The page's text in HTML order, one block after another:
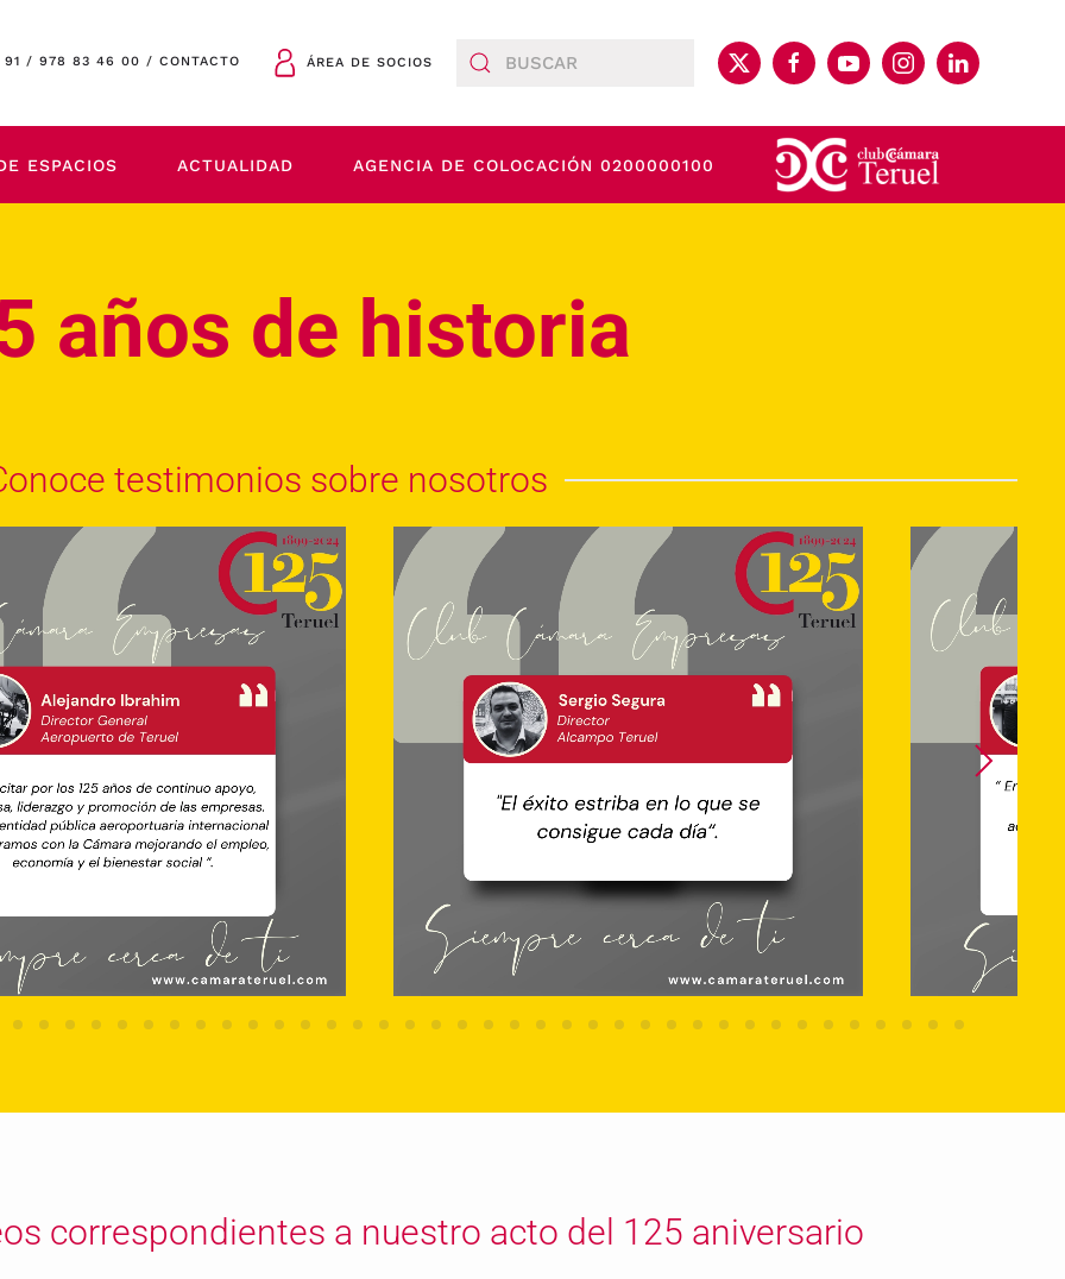
/ 978 83 46 00 / CONTACTO ÁREA DE SOCIOS
ESPACIOS ACTUALIDAD AGENCIA DE COLOCACIÓN 0200000100
años de historia
testimonios sobre nosotros
correspondientes a nuestro acto del 125 aniversario